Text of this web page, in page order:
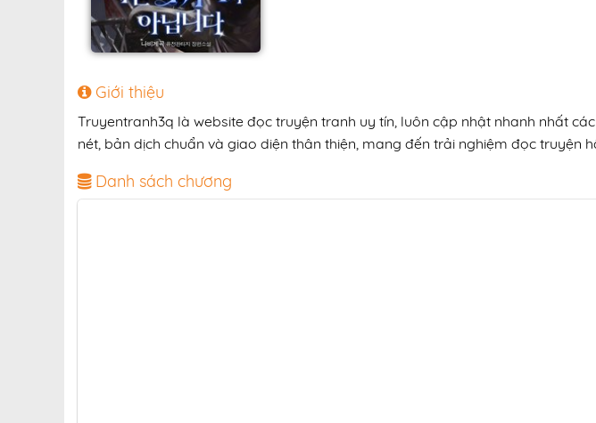
Giới thiệu
Truyentranh3q là website đọc truyện tranh uy tín, luôn cập nhật nhanh nhất
nét, bản dịch chuẩn và giao diện thân thiện, mang đến trải nghiệm đọc truyện
Danh sách chương